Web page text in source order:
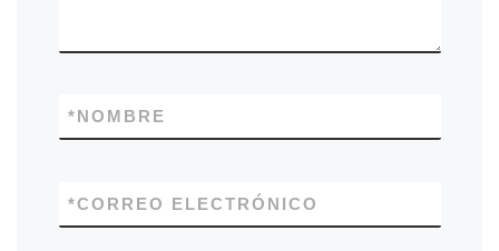
NOMBRE
*
CORREO ELECTRÓNICO
*